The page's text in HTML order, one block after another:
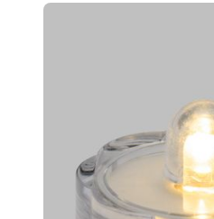
Bildergalerie